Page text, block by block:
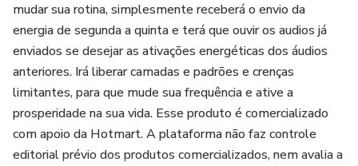
mudar sua rotina, simplesmente receberá o envio da
energia de segunda a quinta e terá que ouvir os audios já
enviados se desejar as ativações energéticas dos áudios
anteriores. Irá liberar camadas e padrões e crenças
limitantes, para que mude sua frequência e ative a
prosperidade na sua vida. Esse produto é comercializado
com apoio da Hotmart. A plataforma não faz controle
editorial prévio dos produtos comercializados, nem avalia a